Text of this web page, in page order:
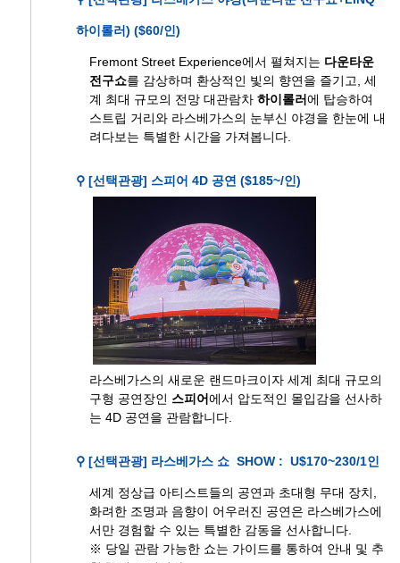
하이롤러) ($60/인)
Fremont Street Experience에서 펼쳐지는 다운타운
전구쇼를 감상하며 환상적인 빛의 향연을 즐기고, 세
계 최대 규모의 전망 대관람차 하이롤러에 탑승하여
스트립 거리와 라스베가스의 눈부신 야경을 한눈에 내
려다보는 특별한 시간을 가져봅니다.
⚲ [선택관광] 스피어 4D 공연 ($185~/인)
라스베가스의 새로운 랜드마크이자 세계 최대 규모의
구형 공연장인 스피어에서 압도적인 몰입감을 선사하
는 4D 공연을 관람합니다.
⚲ [선택관광] 라스베가스 쇼 SHOW : U$170~230/1인
세계 정상급 아티스트들의 공연과 초대형 무대 장치,
화려한 조명과 음향이 어우러진 공연은 라스베가스에
서만 경험할 수 있는 특별한 감동을 선사합니다.
※ 당일 관람 가능한 쇼는 가이드를 통하여 안내 및 추